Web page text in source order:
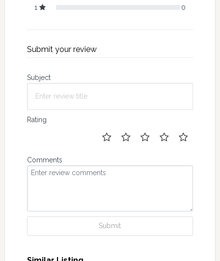
1
0
Submit your review
Subject
Rating
Comments
Submit